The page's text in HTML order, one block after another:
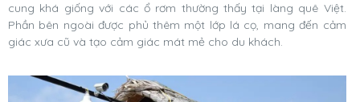
cung khá giống với các ổ rơm thường thấy tại làng quê Việt.
Phần bên ngoài được phủ thêm một lớp lá cọ, mang đến cảm
giác xưa cũ và tạo cảm giác mát mẻ cho du khách.